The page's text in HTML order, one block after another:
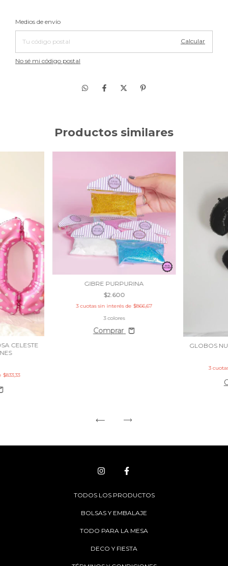
Entregas para el CP:
Medios de envío
Calcular
No sé mi código postal
Productos similares
CELESTE
$833,33
GIBRE PURPURINA
$2.600
3 cuotas sin interés de $866,67
3 colores
Comprar
GLOBOS
3
TODOS LOS PRODUCTOS
BOLSAS Y EMBALAJE
TODO PARA LA MESA
DECO Y FIESTA